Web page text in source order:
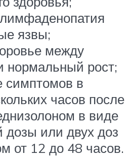
язвы;
между
нормальный рост;
симптомов в
часов после
в виде
дозы или двух доз
от 12 до 48 часов.